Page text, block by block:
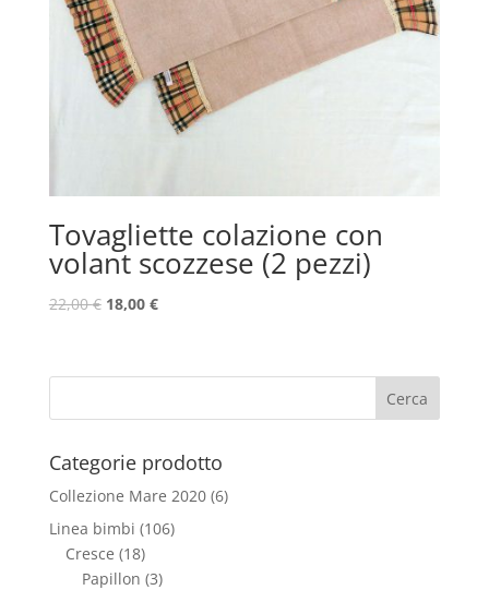
Tovagliette colazione con
volant scozzese (2 pezzi)
22,00€ 18,00 €
Categorie prodotto
Collezione Mare 2020 (6)
Linea bimbi (106)
Cresce (18)
Papillon (3)